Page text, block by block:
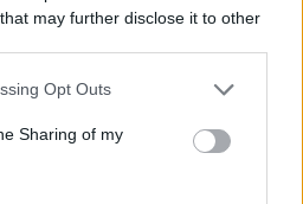
that may further disclose it to other
Opt Outs
Sharing of my